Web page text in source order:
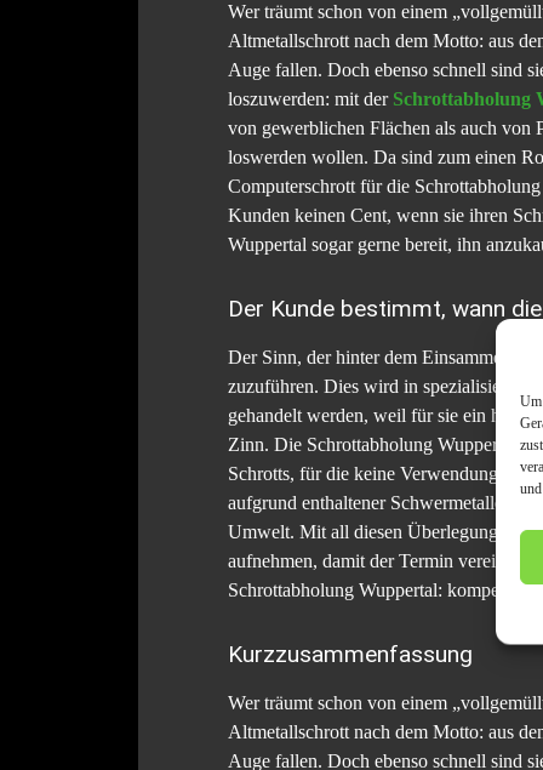
Um
Wer träumt schon von einem
Altmetallschrott nach dem Motto: aus
Auge fallen. Doch ebenso schnell sind
loszuwerden: mit der Schrottabholung
von gewerblichen Flächen als auch von
loswerden wollen. Da sind zum einen
Computerschrott für die
Kunden keinen Cent, wenn sie ihren
Wuppertal sogar gerne bereit, ihn
Der Kunde bestimmt, wann
Der Sinn, der hinter dem Einsammeln
zuzuführen. Dies wird in spezialisierten
gehandelt werden, weil für sie ein
Zinn. Die Schrottabholung Wuppertal
Schrotts, für die keine
aufgrund enthaltener Schwermetalle
Umwelt. Mit all diesen Überlegungen
aufnehmen, damit der Termin
Schrottabholung Wuppertal: kompetent,
Kurzzusammenfassung
Wer träumt schon von einem
Altmetallschrott nach dem Motto: aus
Auge fallen. Doch ebenso schnell sind